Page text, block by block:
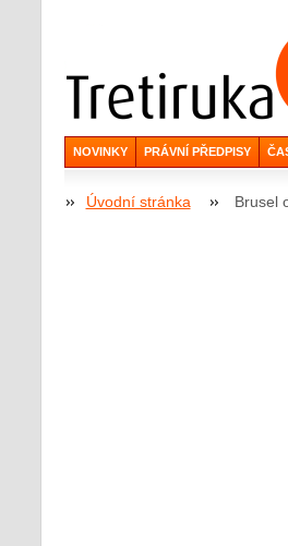
NOVINKY PRÁVNÍ PŘEDPISY
Úvodní stránka Brusel